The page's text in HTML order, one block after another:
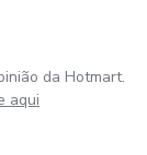
da Hotmart.
aqui